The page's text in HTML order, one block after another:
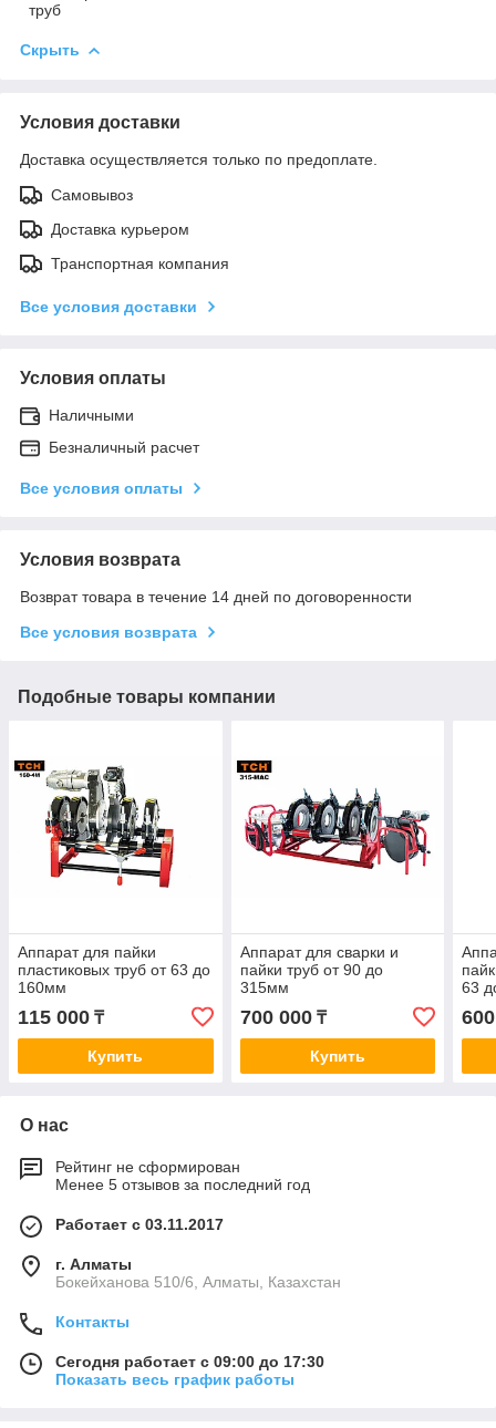
труб
Скрыть
Условия доставки
Доставка осуществляется только по предоплате.
Самовывоз
Доставка курьером
Транспортная компания
Все условия доставки
Условия оплаты
Наличными
Безналичный расчет
Все условия оплаты
Условия возврата
Возврат товара в течение 14 дней по договоренности
Все условия возврата
Подобные товары компании
Аппарат для пайки
пластиковых труб от 63 до
160мм
115 000 ₸
Купить
Аппарат для сварки и
пайки труб от 90 до
315мм
700 000₸
Купить
63
О нас
Рейтинг не сформирован
Менее 5 отзывов за последний год
Работает с 03.11.2017
г. Алматы
Бокейханова 510/6, Алматы, Казахстан
Контакты
Сегодня работает с 09:00 до 17:30
Показать весь график работы